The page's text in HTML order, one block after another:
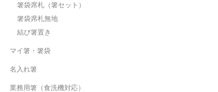
箸袋席札（箸セット）
箸袋席札無地
結び箸置き
マイ箸・箸袋
名入れ箸
業務用箸（食洗機対応）